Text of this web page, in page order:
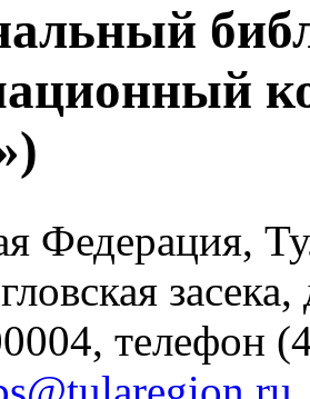
Федерация,
телефон